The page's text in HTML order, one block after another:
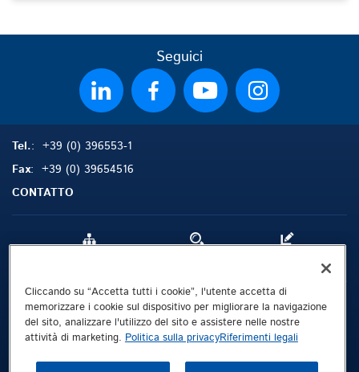
Seguici
Tel.: +39 (0) 396553-1
Fax: +39 (0) 39654516
CONTATTO
Riferimenti legali
Politica sulla privacy
Cliccando su “Accetta tutti i cookie”, l'utente accetta di
memorizzare i cookie sul dispositivo per migliorare la navigazione
del sito, analizzare l'utilizzo del sito e assistere nelle nostre
attività di marketing.Politica sulla privacyRiferimenti legali